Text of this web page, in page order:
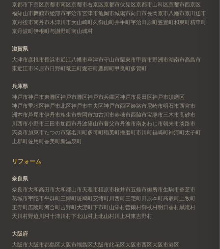
京都市下京区京都市南区京都市右京区京都市伏見区京都市山科区京都市西京区
福知山市舞鶴市綾部市宇治市宮津市亀岡市城陽市向日市長岡京市八幡市京田辺市
京丹後市南丹市木津川市大山崎町久御山町井手町宇治田原町笠置町和束町精華町
京丹波町伊根町与謝野町南山城村
滋賀県
大津市彦根市長浜市近江八幡市草津市守山市栗東市甲賀市野洲市湖南市高島市
東近江市米原市日野町竜王町愛荘町豊郷町甲良町多賀町
兵庫県
神戸市神戸市東灘区神戸市灘区神戸市兵庫区神戸市長田区神戸市須磨区
神戸市垂水区神戸市北区神戸市中央区神戸市西区姫路市尼崎市明石市西宮市
洲本市芦屋市伊丹市相生市豊岡市加古川市赤穂市西脇市宝塚市三木市高砂市
川西市小野市三田市加西市丹波篠山市養父市丹波市南あわじ市朝来市淡路市
宍粟市加東市たつの市猪名川町多可町稲美町播磨町市川町福崎町神河町太子町
上郡町佐用町香美町新温泉町
リフォーム
奈良県
奈良市大和高田市大和郡山市天理市橿原市桜井市五條市御所市生駒市香芝市
葛城市宇陀市平群町三郷町斑鳩町安堵町川西町三宅町田原本町高取町 上牧町
王寺町広陵町河合町吉野町大淀町下市町山添村曽爾村御杖村明日香村黒滝村
天川村野迫川村十津川村下北山村 上北山村川上村東吉野村
大阪府
大阪市大阪市都島区大阪市福島区大阪市此花区大阪市西区大阪市港区